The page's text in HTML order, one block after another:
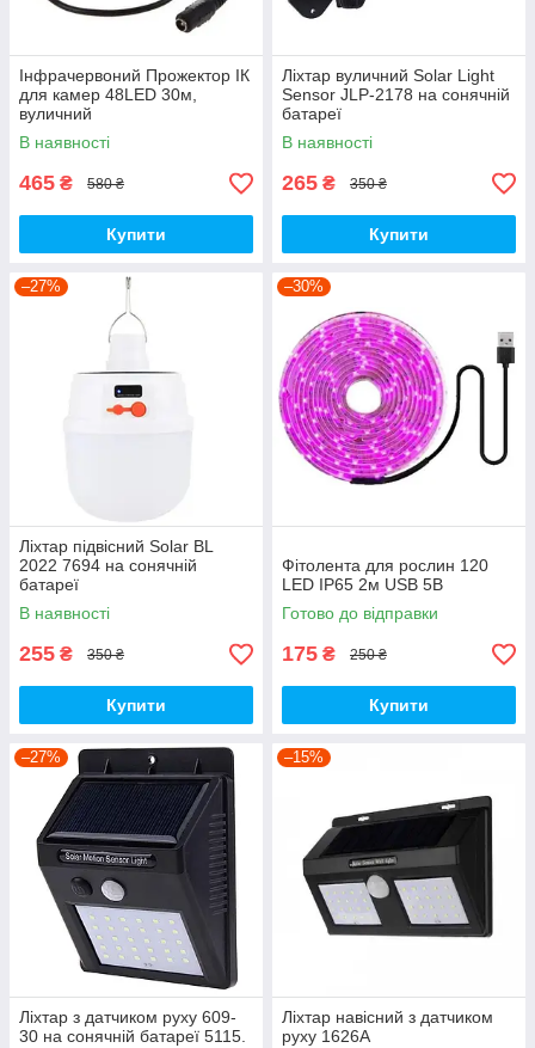
Інфрачервоний Прожектор ІК
для камер 48LED 30м,
вуличний
В наявності
465 ₴ 580 ₴
Купити
Ліхтар вуличний Solar Light
Sensor JLP-2178 на сонячній
батареї
В наявності
265 ₴ 350 ₴
Купити
–27%
Ліхтар підвісний Solar BL
2022 7694 на сонячній
батареї
В наявності
255 ₴ 350 ₴
Купити
–30%
Фітолента для рослин 120
LED IP65 2м USB 5В
Готово до відправки
175 ₴ 250 ₴
Купити
–27%
Ліхтар з датчиком руху 609-
30 на сонячній батареї 5115.
–15%
Ліхтар навісний з датчиком
руху 1626A